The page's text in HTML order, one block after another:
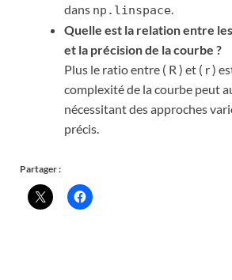
dans np.linspace
Quelle est la relation entre
et la précision de la courbe ?
Plus le ratio entre ( R ) et ( r )
complexité de la courbe peut
nécessitant des approches
précis.
Partager :